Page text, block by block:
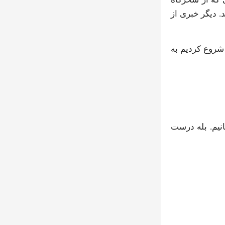
دیگر خبری از
کردیم به
ویژه‌مان می‌رسانیم. بله درست